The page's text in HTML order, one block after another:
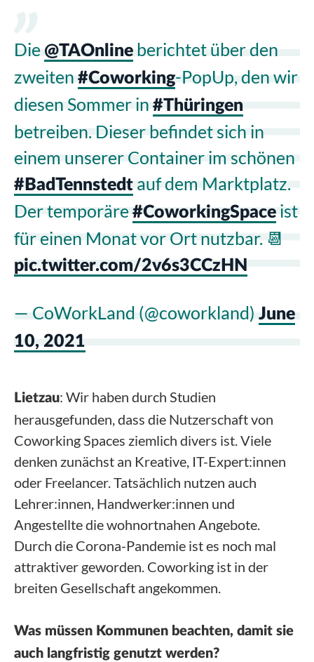
Die @TAOnline berichtet über den
zweiten #Coworking-PopUp, den wir
diesen Sommer in #Thüringen
betreiben. Dieser befindet sich in
einem unserer Container im schönen
#BadTennstedt auf dem Marktplatz.
Der temporäre #CoworkingSpace ist
für einen Monat vor Ort nutzbar. 📆
pic.twitter.com/2v6s3CCzHN
— CoWorkLand (@coworkland) June
10, 2021
Lietzau: Wir haben durch Studien
herausgefunden, dass die Nutzerschaft von
Coworking Spaces ziemlich divers ist. Viele
denken zunächst an Kreative, IT-Expert:innen
oder Freelancer. Tatsächlich nutzen auch
Lehrer:innen, Handwerker:innen und
Angestellte die wohnortnahen Angebote.
Durch die Corona-Pandemie ist es noch mal
attraktiver geworden. Coworking ist in der
breiten Gesellschaft angekommen.
Was müssen Kommunen beachten, damit sie
auch langfristig genutzt werden?